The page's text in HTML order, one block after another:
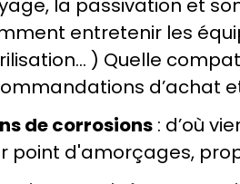
la passivation et
entretenir les
) Quelle
d’achat
de corrosions : d’où
point d'amorçages,